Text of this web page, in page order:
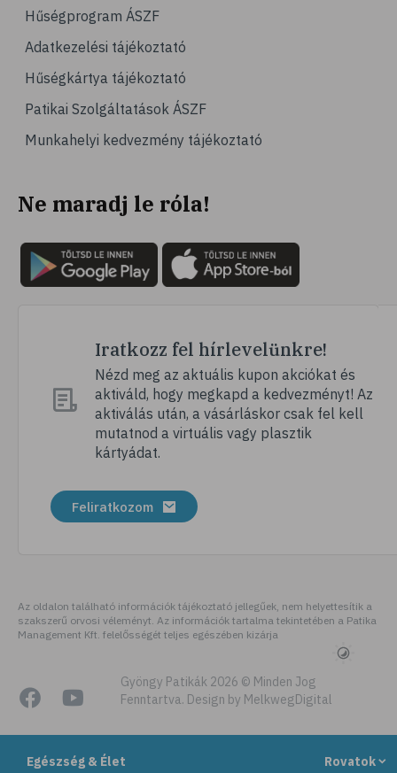
Egészség & Élet Rovatok
# fertőtlenítés
# méz
# jód
# szájápolás
# fogápolás
# szájvíz
# klórhexidin
# fogérzékenység
# fogíny
# fogkrém
# dentin
# fogszabályozás
# fog
Hűségprogram ÁSZF
Adatkezelési tájékoztató
Hűségkártya tájékoztató
Patikai Szolgáltatások ÁSZF
Munkahelyi kedvezmény tájékoztató
Ne maradj le róla!
Iratkozz fel hírlevelünkre!
Nézd meg az aktuális kupon akciókat és
aktiváld, hogy megkapd a kedvezményt! Az
aktiválás után, a vásárláskor csak fel kell
mutatnod a virtuális vagy plasztik
kártyádat.
Feliratkozom
Az oldalon található információk tájékoztató jellegűek, nem helyettesítik a
szakszerű orvosi véleményt. Az információk tartalma tekintetében a Patika
Management Kft. felelősségét teljes egészében kizárja
Gyöngy Patikák 2026 © Minden Jog
Fenntartva. Design by MelkwegDigital